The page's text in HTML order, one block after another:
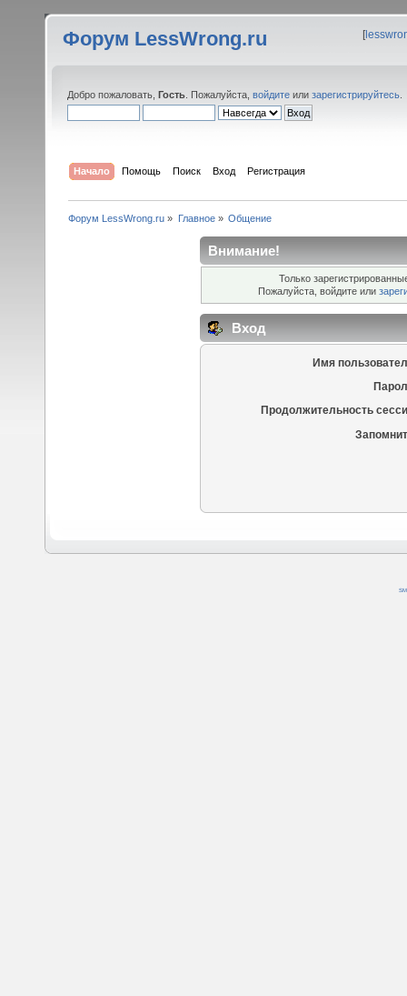
Форум LessWrong.ru [
Добро пожаловать, Гость . Пожалуйста, войдите или зарегистрируйтесь
Начало Помощь Поиск Вход Регистрация
Форум LessWrong.ru » Главное» Общение
Внимание!
Только
Пожалуйста, войдите или
Вход
Имя
Продолжительность